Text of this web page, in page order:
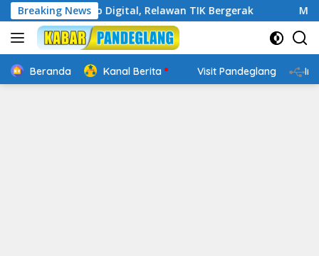
Langsung
ke
konten
Breaking News
Cakap Digital, Relawan TIK Bergerak Mengenal
Beranda Kanal Berita Visit Pandeglang